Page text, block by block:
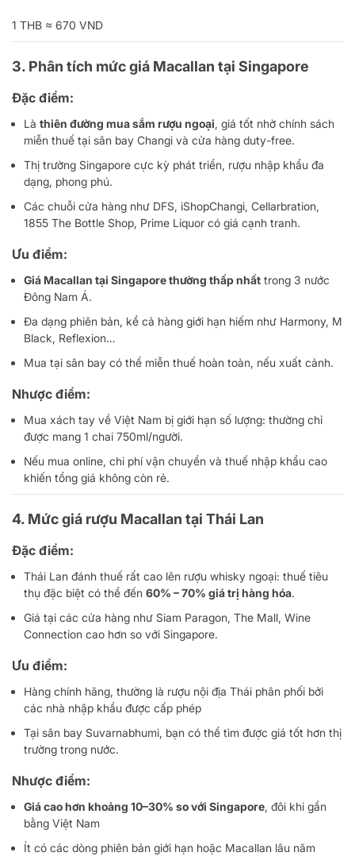
1 THB ≈ 670 VND
3. Phân tích mức giá Macallan tại Singapore
Đặc điểm:
Là thiên đường mua sắm rượu ngoại, giá tốt nhờ chính sách
miễn thuế tại sân bay Changi và cửa hàng duty-free.
Thị trường Singapore cực kỳ phát triển, rượu nhập khẩu đa
dạng, phong phú.
Các chuỗi cửa hàng như DFS, iShopChangi, Cellarbration,
1855 The Bottle Shop, Prime Liquor có giá cạnh tranh.
Ưu điểm:
Giá Macallan tại Singapore thường thấp nhất trong 3 nước
Đông Nam Á.
Đa dạng phiên bản, kể cả hàng giới hạn hiếm như Harmony, M
Black, Reflexion…
Mua tại sân bay có thể miễn thuế hoàn toàn, nếu xuất cảnh.
Nhược điểm:
Mua xách tay về Việt Nam bị giới hạn số lượng: thường chỉ
được mang 1 chai 750ml/người.
Nếu mua online, chi phí vận chuyển và thuế nhập khẩu cao
khiến tổng giá không còn rẻ.
4. Mức giá rượu Macallan tại Thái Lan
Đặc điểm:
Thái Lan đánh thuế rất cao lên rượu whisky ngoại: thuế tiêu
thụ đặc biệt có thể đến 60% – 70% giá trị hàng hóa.
Giá tại các cửa hàng như Siam Paragon, The Mall, Wine
Connection cao hơn so với Singapore.
Ưu điểm:
Hàng chính hãng, thường là rượu nội địa Thái phân phối bởi
các nhà nhập khẩu được cấp phép
Tại sân bay Suvarnabhumi, bạn có thể tìm được giá tốt hơn thị
trường trong nước.
Nhược điểm:
Giá cao hơn khoảng 10–30% so với Singapore, đôi khi gần
bằng Việt Nam
Ít có các dòng phiên bản giới hạn hoặc Macallan lâu năm